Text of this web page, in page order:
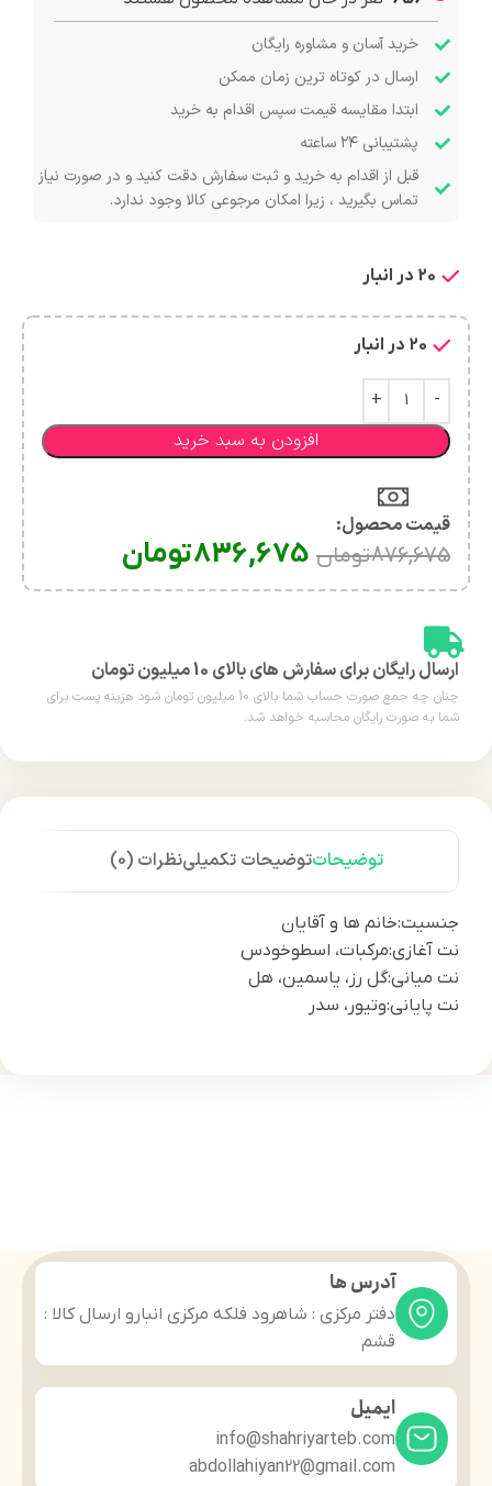
خرید آسان و مشاوره رایگان
ارسال در کوتاه ترین زمان ممکن
ابتدا مقایسه قیمت سپس اقدام به خرید
پشتیبانی ۲۴ ساعته
قبل از اقدام به خرید و ثبت سفارش دقت کنید و در صورت نیاز
تماس بگیرید ، زیرا امکان مرجوعی کالا وجود ندارد.
20 در انبار
20 در انبار
افزودن به سبد خرید
قیمت محصول:​
876,675تومان 836,675تومان
ارسال رایگان برای سفارش های بالای 10 میلیون تومان
چنان چه جمع صورت حساب شما بالای 10 میلیون تومان شود هزینه پست برای
شما به صورت رایگان محاسبه خواهد شد.
توضیحاتتوضیحات تکمیلینظرات (0)
جنسیت:خانم ها و آقایان
نت آغازی:مرکبات، اسطوخودس
نت میانی:گل رز، یاسمین، هل
نت پایانی:وتیور، سدر
آدرس ها
دفتر مرکزی : شاهرود فلکه مرکزی انبارو ارسال کالا :
قشم
ایمیل
info@shahriyarteb.com
abdollahiyan22@gmail.com